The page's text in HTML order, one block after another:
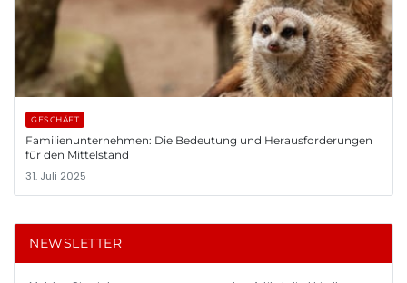
GESCHÄFT
Familienunternehmen: Die Bedeutung und Herausforderungen
für den Mittelstand
31. Juli 2025
NEWSLETTER